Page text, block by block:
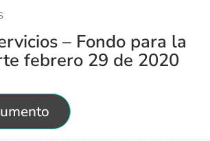
– Fondo para la
febrero 29 de 2020